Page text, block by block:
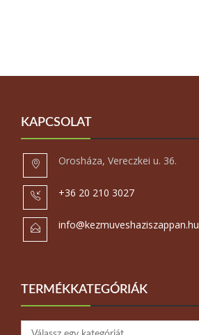
KAPCSOLAT
Orosháza, Vereczkei u. 36.
+36 20 210 3027
info@kezmuveshaziszappan.hu
TERMÉKKATEGÓRIÁK